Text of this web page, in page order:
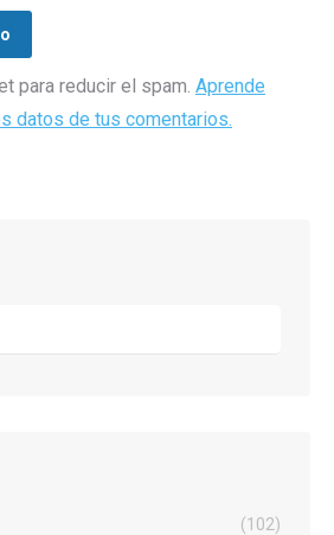
para reducir el spam. Aprende
datos de tus comentarios.
(102)